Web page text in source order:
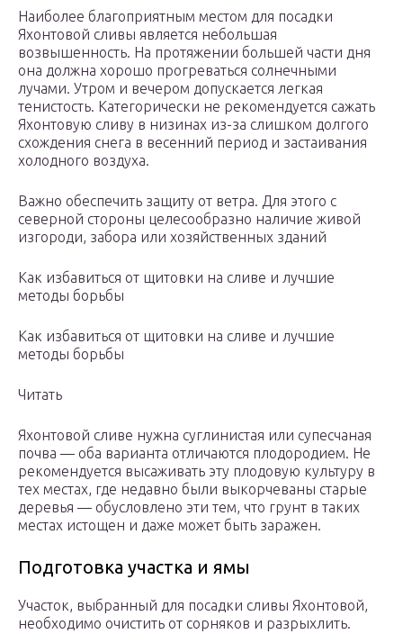
Наиболее благоприятным местом для посадки
Яхонтовой сливы является небольшая
возвышенность. На протяжении большей части дня
она должна хорошо прогреваться солнечными
лучами. Утром и вечером допускается легкая
тенистость. Категорически не рекомендуется сажать
Яхонтовую сливу в низинах из-за слишком долгого
схождения снега в весенний период и застаивания
холодного воздуха.
Важно обеспечить защиту от ветра. Для этого с
северной стороны целесообразно наличие живой
изгороди, забора или хозяйственных зданий
Как избавиться от щитовки на сливе и лучшие
методы борьбы
Как избавиться от щитовки на сливе и лучшие
методы борьбы
Читать
Яхонтовой сливе нужна суглинистая или супесчаная
почва — оба варианта отличаются плодородием. Не
рекомендуется высаживать эту плодовую культуру в
тех местах, где недавно были выкорчеваны старые
деревья — обусловлено эти тем, что грунт в таких
местах истощен и даже может быть заражен.
Подготовка участка и ямы
Участок, выбранный для посадки сливы Яхонтовой,
необходимо очистить от сорняков и разрыхлить.